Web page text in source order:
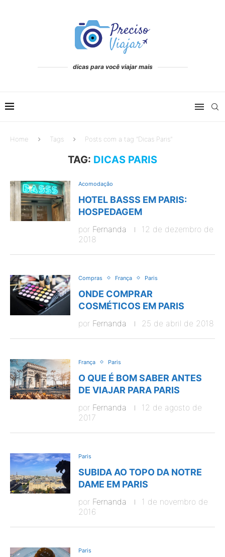
dicas para você viajar mais
Home Tags Posts com a tag "Dicas Paris"
TAG: DICAS PARIS
Acomodação
HOTEL BASSS EM PARIS:
HOSPEDAGEM
por Fernanda
12 de dezembro de
2018
Compras França Paris
ONDE COMPRAR
COSMÉTICOS EM PARIS
por Fernanda 25 de abril de 2018
França Paris
O QUE É BOM SABER ANTES
DE VIAJAR PARA PARIS
por Fernanda
12 de agosto de
2017
Paris
SUBIDA AO TOPO DA NOTRE
DAME EM PARIS
por Fernanda
1 de novembro de
2016
Paris